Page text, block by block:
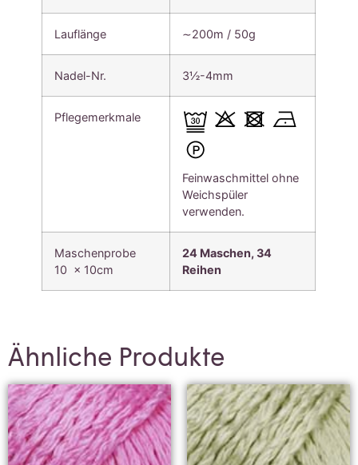
Lauflänge ∼200m / 50g
Nadel-Nr. 3½-4mm
Pflegemerkmale
Feinwaschmittel ohne
Weichspüler
verwenden.
Maschenprobe
10 x 10cm
24 Maschen, 34
Reihen
Ähnliche Produkte